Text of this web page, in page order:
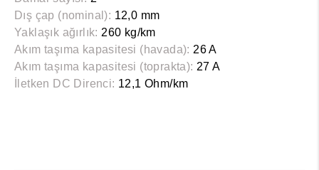
Dış çap (nominal): 12,0 mm
Yaklaşık ağırlık: 260 kg/km
Akım taşıma kapasitesi (havada): 26 A
Akım taşıma kapasitesi (toprakta): 27 A
İletken DC Direnci: 12,1 Ohm/km